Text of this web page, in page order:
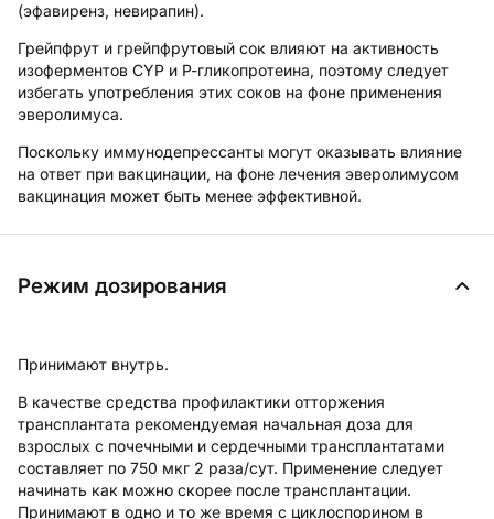
(эфавиренз, невирапин).
Грейпфрут и грейпфрутовый сок влияют на активность
изоферментов CYP и Р-гликопротеина, поэтому следует
избегать употребления этих соков на фоне применения
эверолимуса.
Поскольку иммунодепрессанты могут оказывать влияние
на ответ при вакцинации, на фоне лечения эверолимусом
вакцинация может быть менее эффективной.
Режим дозирования
Принимают внутрь.
В качестве средства профилактики отторжения
трансплантата рекомендуемая начальная доза для
взрослых с почечными и сердечными трансплантатами
составляет по 750 мкг 2 раза/сут. Применение следует
начинать как можно скорее после трансплантации.
Принимают в одно и то же время с циклоспорином в